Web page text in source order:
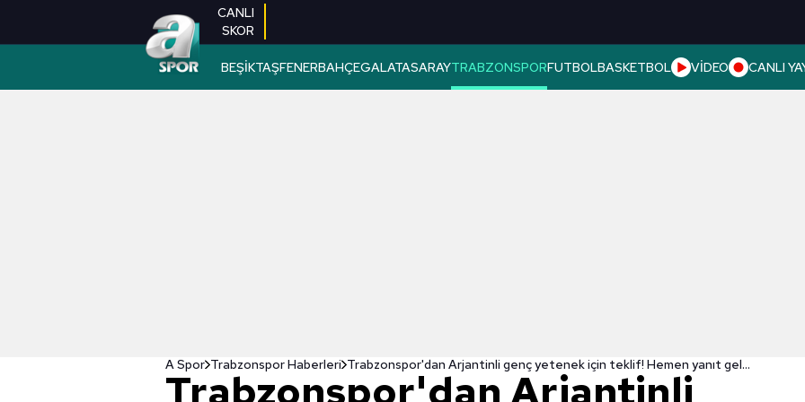
CANLI
SKOR
BEŞİKTAŞFENERBAHÇEGALATASARAYTRABZONSPORFUTBOLBASKETBOL VİDEO CANLI
A Spor Trabzonspor Haberleri Trabzonspor'dan Arjantinli genç yetenek için teklif! Hemen yanıt geldi
Trabzonspor'dan Arjantinli